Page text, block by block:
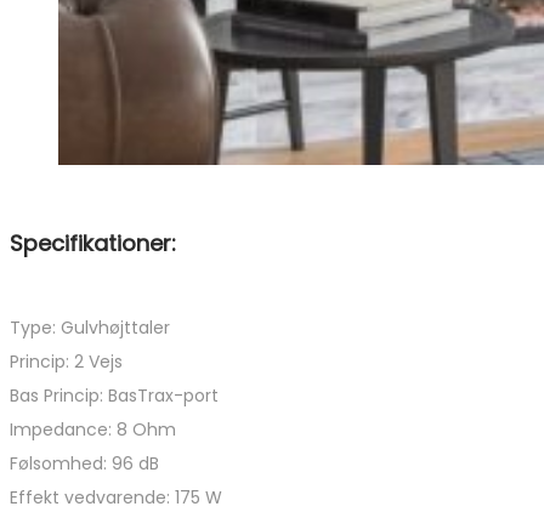
Specifikationer:
Type: Gulvhøjttaler
Princip: 2 Vejs
Bas Princip: BasTrax-port
Impedance: 8 Ohm
Følsomhed: 96 dB
Effekt vedvarende: 175 W